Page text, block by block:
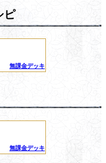
ピ
無課金デッキ
無課金デッキ